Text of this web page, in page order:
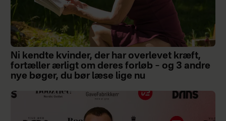
Ni kendte kvinder, der har overlevet kræft,
fortæller ærligt om deres forløb – og 3 andre
nye bøger, du bør læse lige nu